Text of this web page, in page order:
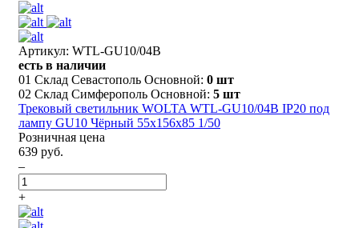
Артикул: WTL-GU10/04B
есть в наличии
01 Склад Севастополь Основной: 0 шт
02 Склад Симферополь Основной: 5 шт
Трековый светильник WOLTA WTL-GU10/04B IP20 под
лампу GU10 Чёрный 55х156х85 1/50
Розничная цена
639 руб.
–
+